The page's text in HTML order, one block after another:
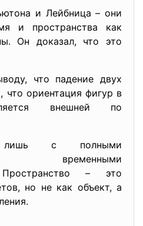
и Лейбница – они
и пространства как
Он доказал, что это
что падение двух
что ориентация фигур в
внешней по
с полными
временными
Пространство – это
но не как объект, а